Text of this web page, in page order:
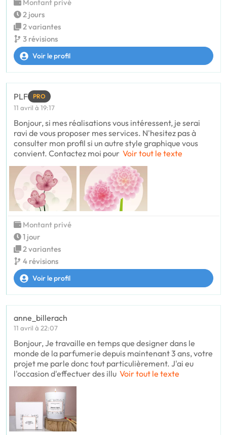
Montant privé
2 jours
2 variantes
3 révisions
Voir le profil
PLF PRO
11 avril à 19:17
Bonjour, si mes réalisations vous intéressent, je serai
ravi de vous proposer mes services. N'hesitez pas à
consulter mon profil si un autre style graphique vous
convient. Contactez moi pour Voir tout le texte
Montant privé
1 jour
2 variantes
4 révisions
Voir le profil
anne_billerach
11 avril à 22:07
Bonjour, Je travaille en temps que designer dans le
monde de la parfumerie depuis maintenant 3 ans, votre
projet me parle donc tout particulièrement. J'ai eu
l'occasion d'effectuer des illu Voir tout le texte